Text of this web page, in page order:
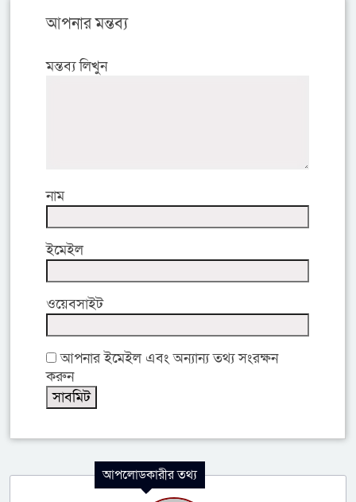
আপনার মন্তব্য
মন্তব্য লিখুন
নাম
ইমেইল
ওয়েবসাইট
আপনার ইমেইল এবং অন্যান্য তথ্য সংরক্ষন
করুন
আপলোডকারীর তথ্য